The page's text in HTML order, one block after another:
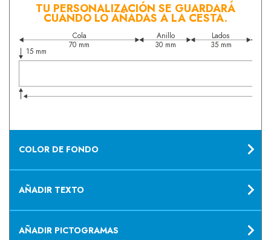
TU PERSONALIZACIÓN SE GUARDARÁ
CUANDO LO AÑADAS A LA CESTA.
70 mm 30 mm 35 mm
15 mm
Anillo
Cola Lados
COLOR DE FONDO
AÑADIR TEXTO
AÑADIR PICTOGRAMAS